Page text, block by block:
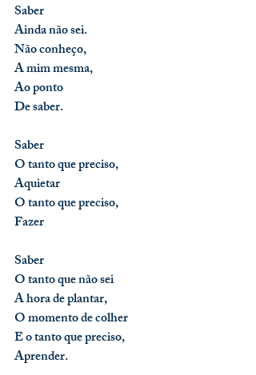
Saber
Ainda não sei.
Não conheço,
A mim mesma,
Ao ponto
De saber.
Saber
O tanto que preciso,
Aquietar
O tanto que preciso,
Fazer
Saber
O tanto que não sei
A hora de plantar,
O momento de colher
E o tanto que preciso,
Aprender.